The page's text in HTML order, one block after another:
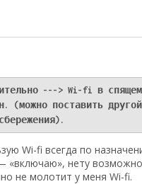
---> Wi-fi в
(можно поставить
Wi-fi всегда по
«включаю», нету
не молотит у меня Wi-fi.